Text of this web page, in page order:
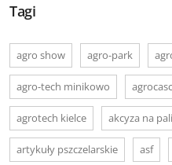
Tagi
agro show agro-park
agro-tech minikowo
agrotech kielce akcyza na
artykuły pszczelarskie asf